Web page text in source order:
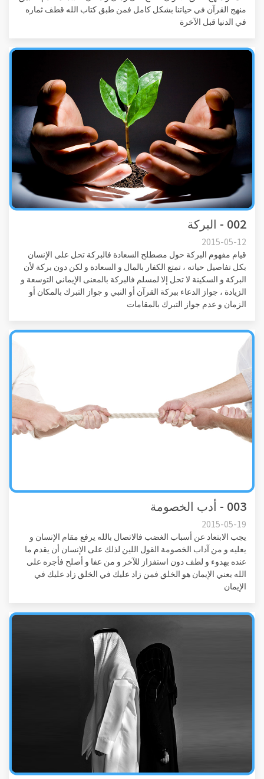
منهج القرآن في حياتنا بشكل كامل فمن طبق كتاب الله قطف ثماره
في الدنيا قبل الآخرة
002 - البركة
2015-05-12
قيام مفهوم البركة حول مصطلح السعادة فالبركة تحل على الإنسان
بكل تفاصيل حياته ، تمتع الكفار بالمال و السعادة و لكن دون بركة لأن
البركة و السكينة لا تحل إلا لمسلم فالبركة بالمعنى الإيماني التوسعة و
الزيادة ، جواز الدعاء ببركة القرآن أو النبي و جواز التبرك بالمكان أو
الزمان و عدم جواز التبرك بالمقامات
003 - أدب الخصومة
2015-05-19
يجب الابتعاد عن أسباب الغضب فالاتصال بالله يرفع مقام الإنسان و
يعليه و من آداب الخصومة القول اللين لذلك على الإنسان أن يقدم ما
عنده بهدوء و لطف دون استفزاز للآخر و من عفا و أصلح فأجره على
الله يعني الإيمان هو الخلق فمن زاد عليك في الخلق زاد عليك في
الإيمان